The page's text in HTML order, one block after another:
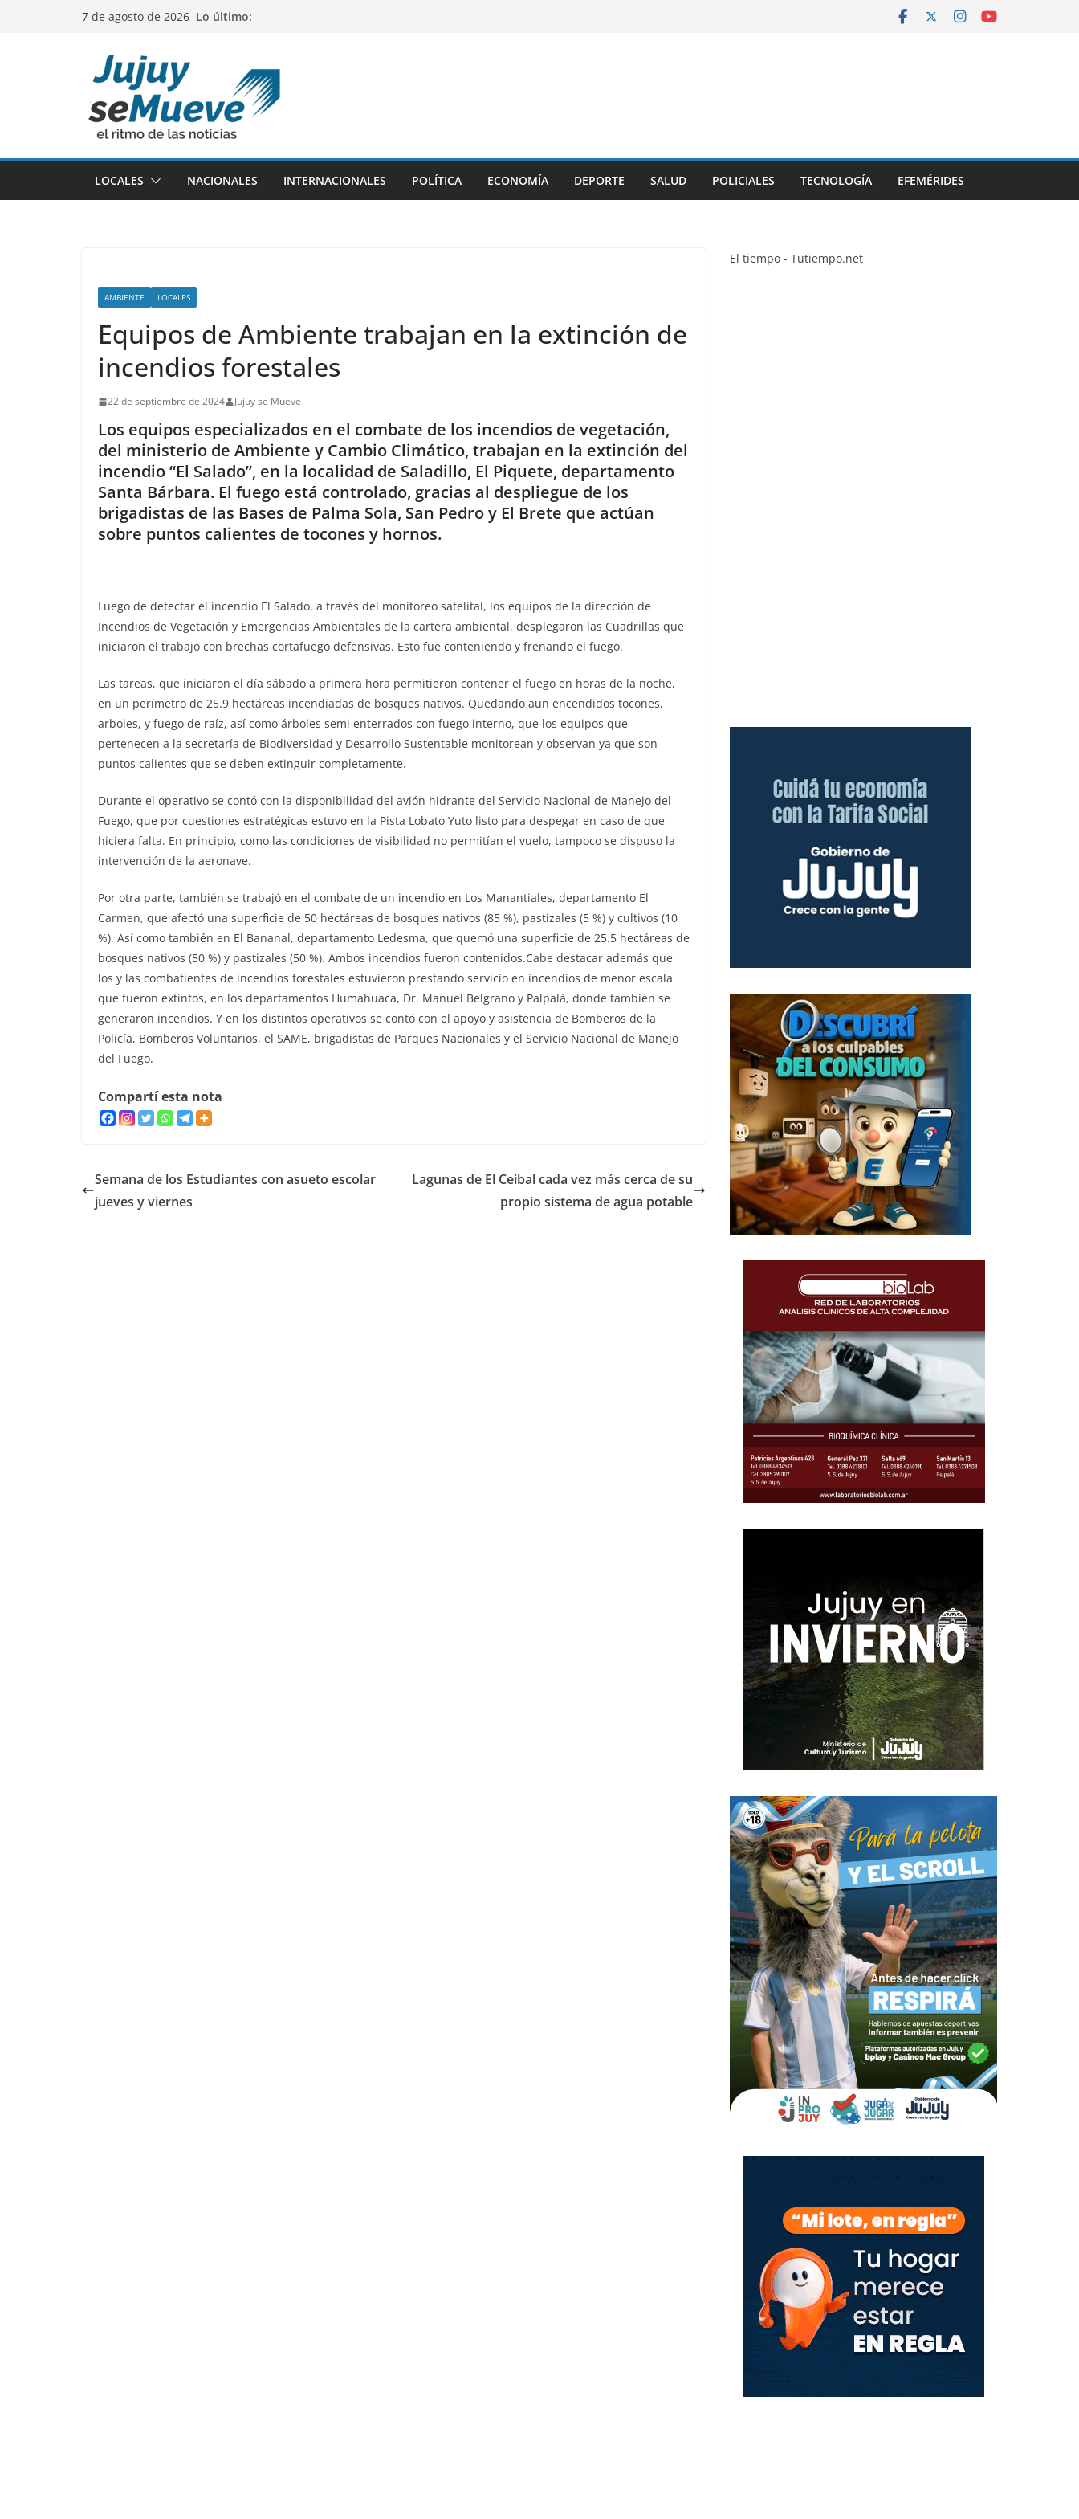
7 de agosto de 2026 Lo último:
LOCALES NACIONALES INTERNACIONALES POLÍTICA ECONOMÍA DEPORTE SALUD POLICIALES TECNOLOGÍA EFEMÉRIDES
AMBIENTE LOCALES
Equipos de Ambiente trabajan en la extinción de
incendios forestales
22 de septiembre de 2024 Jujuy se Mueve
Los equipos especializados en el combate de los incendios de vegetación,
del ministerio de Ambiente y Cambio Climático, trabajan en la extinción del
incendio “El Salado”, en la localidad de Saladillo, El Piquete, departamento
Santa Bárbara. El fuego está controlado, gracias al despliegue de los
brigadistas de las Bases de Palma Sola, San Pedro y El Brete que actúan
sobre puntos calientes de tocones y hornos.
Luego de detectar el incendio El Salado, a través del monitoreo satelital, los equipos de la dirección de
Incendios de Vegetación y Emergencias Ambientales de la cartera ambiental, desplegaron las Cuadrillas que
iniciaron el trabajo con brechas cortafuego defensivas. Esto fue conteniendo y frenando el fuego.
Las tareas, que iniciaron el día sábado a primera hora permitieron contener el fuego en horas de la noche,
en un perímetro de 25.9 hectáreas incendiadas de bosques nativos. Quedando aun encendidos tocones,
arboles, y fuego de raíz, así como árboles semi enterrados con fuego interno, que los equipos que
pertenecen a la secretaría de Biodiversidad y Desarrollo Sustentable monitorean y observan ya que son
puntos calientes que se deben extinguir completamente.
Durante el operativo se contó con la disponibilidad del avión hidrante del Servicio Nacional de Manejo del
Fuego, que por cuestiones estratégicas estuvo en la Pista Lobato Yuto listo para despegar en caso de que
hiciera falta. En principio, como las condiciones de visibilidad no permitían el vuelo, tampoco se dispuso la
intervención de la aeronave.
Por otra parte, también se trabajó en el combate de un incendio en Los Manantiales, departamento El
Carmen, que afectó una superficie de 50 hectáreas de bosques nativos (85 %), pastizales (5 %) y cultivos (10
%). Así como también en El Bananal, departamento Ledesma, que quemó una superficie de 25.5 hectáreas de
bosques nativos (50 %) y pastizales (50 %). Ambos incendios fueron contenidos.Cabe destacar además que
los y las combatientes de incendios forestales estuvieron prestando servicio en incendios de menor escala
que fueron extintos, en los departamentos Humahuaca, Dr. Manuel Belgrano y Palpalá, donde también se
generaron incendios. Y en los distintos operativos se contó con el apoyo y asistencia de Bomberos de la
Policía, Bomberos Voluntarios, el SAME, brigadistas de Parques Nacionales y el Servicio Nacional de Manejo
del Fuego.
Compartí esta nota
Semana de los Estudiantes con asueto escolar
jueves y viernes
Lagunas de El Ceibal cada vez más cerca de su
propio sistema de agua potable
El tiempo - Tutiempo.net